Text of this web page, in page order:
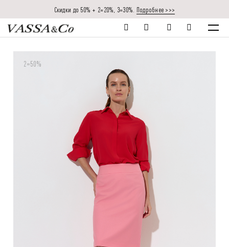
Скидки до 50% + 2=20%, 3=30%. Подробнее >>>
2=50%